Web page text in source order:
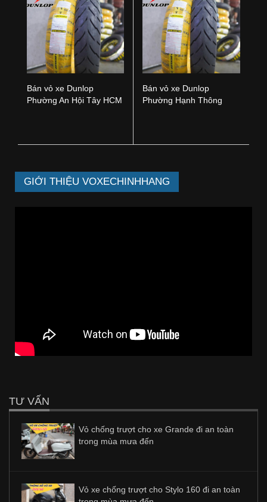
Bán vỏ xe Dunlop
Phường An Hội Tây HCM
Bán vỏ xe Dunlop
Phường Hạnh Thông
GIỚI THIỆU VOXECHINHHANG
TƯ VẤN
Vỏ chống trượt cho xe Grande đi an toàn
trong mùa mưa đến
Vỏ xe chống trượt cho Stylo 160 đi an toàn